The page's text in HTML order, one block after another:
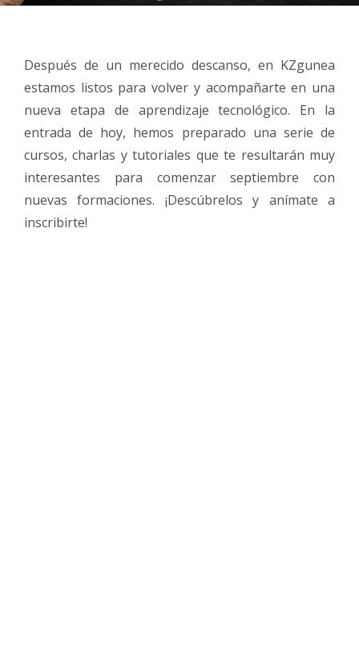
Después de un merecido descanso, en KZgunea
estamos listos para volver y acompañarte en una
nueva etapa de aprendizaje tecnológico. En la
entrada de hoy, hemos preparado una serie de
cursos, charlas y tutoriales que te resultarán muy
interesantes para comenzar septiembre con
nuevas formaciones. ¡Descúbrelos y anímate a
inscribirte!